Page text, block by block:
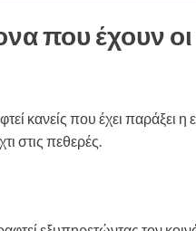
που έχουν οι
κανείς που έχει παράξει η
στις πεθερές.